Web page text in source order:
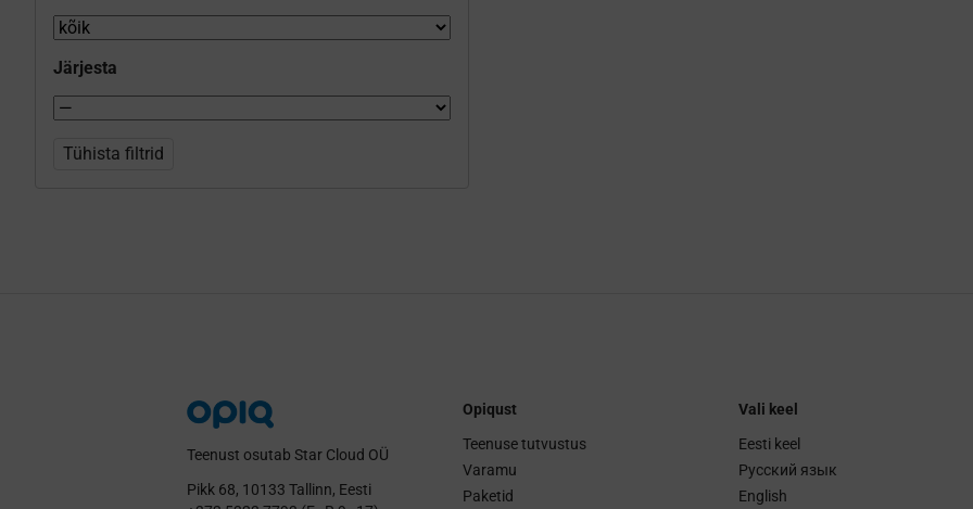
Järjesta
Tühista filtrid
Teenust osutab Star Cloud OÜ
Pikk 68, 10133 Tallinn, Eesti
Opiqust
Teenuse tutvustus
Varamu
Paketid
Vali keel
Eesti keel
Русский язык
English